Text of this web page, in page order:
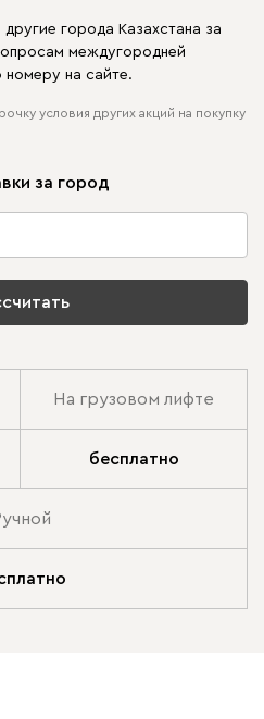
города Казахстана за
междугородней
номеру на сайте.
условия других акций на покупку
за город
На грузовом лифте
бесплатно